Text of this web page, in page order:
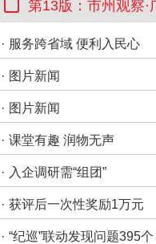
第08版：浙川同行
第09版：天府周末
第10版：天府周末
第11版：天府周末
第12版：天府周末
第13版：市州观察·广安
第15版：广告
第13版：市州观察·
· 服务跨省域 便利入民心
· 图片新闻
· 图片新闻
· 课堂有趣 润物无声
· 入企调研需“组团”
· 获评后一次性奖励1万元
· “纪巡”联动发现问题395个